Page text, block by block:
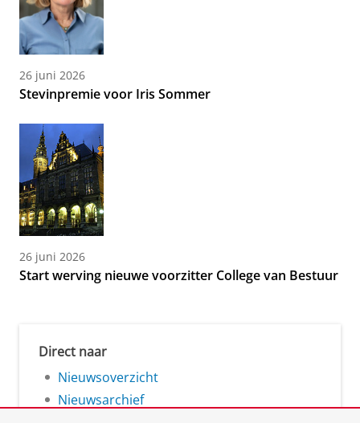
26 juni 2026
Stevinpremie voor Iris Sommer
26 juni 2026
Start werving nieuwe voorzitter College van Bestuur
Direct naar
Nieuwsoverzicht
Nieuwsarchief